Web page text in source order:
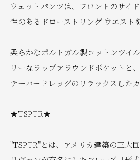
ウェットパンツは、フロントのサイ
性のあるドローストリング ウエスト
柔らかなポルトガル製コットンツイ
リーなラップアラウンドポケットと、
テーパードレッグのリラックスした
★TSPTR★
"TSPTR"とは、アメリカ建築の三大